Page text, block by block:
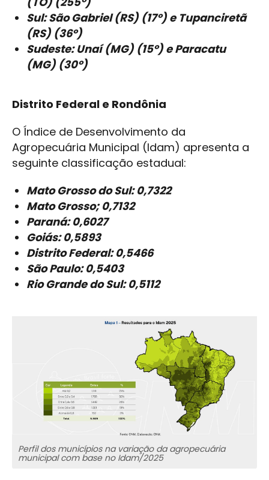
Sul: São Gabriel (RS) (17º) e Tupanciretã
(RS) (36º)
Sudeste: Unaí (MG) (15º) e Paracatu
(MG) (30º)
Distrito Federal e Rondônia
O Índice de Desenvolvimento da
Agropecuária Municipal (Idam) apresenta a
seguinte classificação estadual:
Mato Grosso do Sul: 0,7322
Mato Grosso; 0,7132
Paraná: 0,6027
Goiás: 0,5893
Distrito Federal: 0,5466
São Paulo: 0,5403
Rio Grande do Sul: 0,5112
Perfil dos municípios na variação da agropecuária
municipal com base no Idam/2025